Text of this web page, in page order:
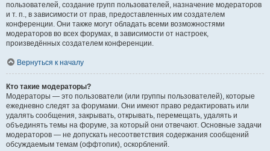
пользователей, создание групп пользователей, назначение модераторов
и т. п., в зависимости от прав, предоставленных им создателем
конференции. Они также могут обладать всеми возможностями
модераторов во всех форумах, в зависимости от настроек,
произведённых создателем конференции.
Вернуться к началу
Кто такие модераторы?
Модераторы — это пользователи (или группы пользователей), которые
ежедневно следят за форумами. Они имеют право редактировать или
удалять сообщения, закрывать, открывать, перемещать, удалять и
объединять темы на форуме, за который они отвечают. Основные задачи
модераторов — не допускать несоответствия содержания сообщений
обсуждаемым темам (оффтопик), оскорблений.